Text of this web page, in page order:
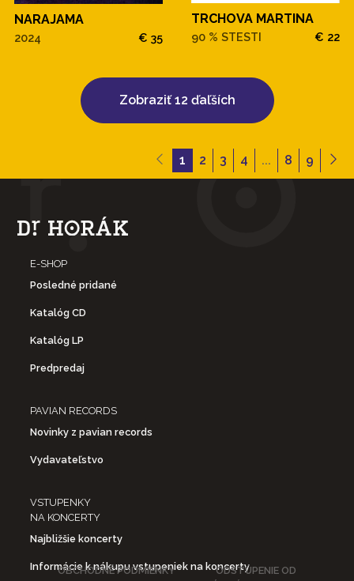
NARAJAMA
2024 € 35
TRCHOVA MARTINA
90 % STESTI € 22
Zobraziť 12 ďaľších
1 2 3 4 ... 8 9
E-SHOP
Posledné pridané
Katalóg CD
Katalóg LP
Predpredaj
PAVIAN RECORDS
Novinky z pavian records
Vydavateľstvo
VSTUPENKY
NA KONCERTY
Najbližšie koncerty
Informácie k nákupu vstupeniek na koncerty
OBCHODNÉ PODMIENKY
ODSTÚPENIE OD